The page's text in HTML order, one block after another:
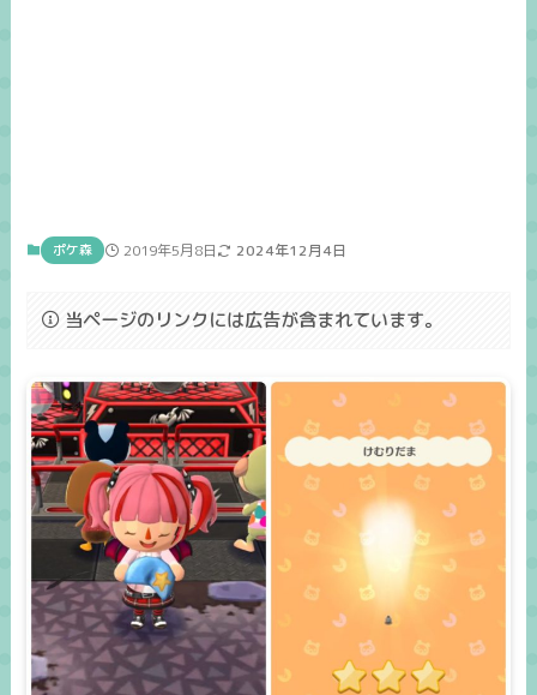
ポケ森 2019年5月8日 2024年12月4日
当ページのリンクには広告が含まれています。